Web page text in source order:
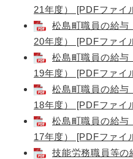
21年度） [PDFファイ
松島町職員の給与
20年度） [PDFファイ
松島町職員の給与
19年度） [PDFファイ
松島町職員の給与
18年度） [PDFファイ
松島町職員の給与
17年度） [PDFファイ
技能労務職員等の